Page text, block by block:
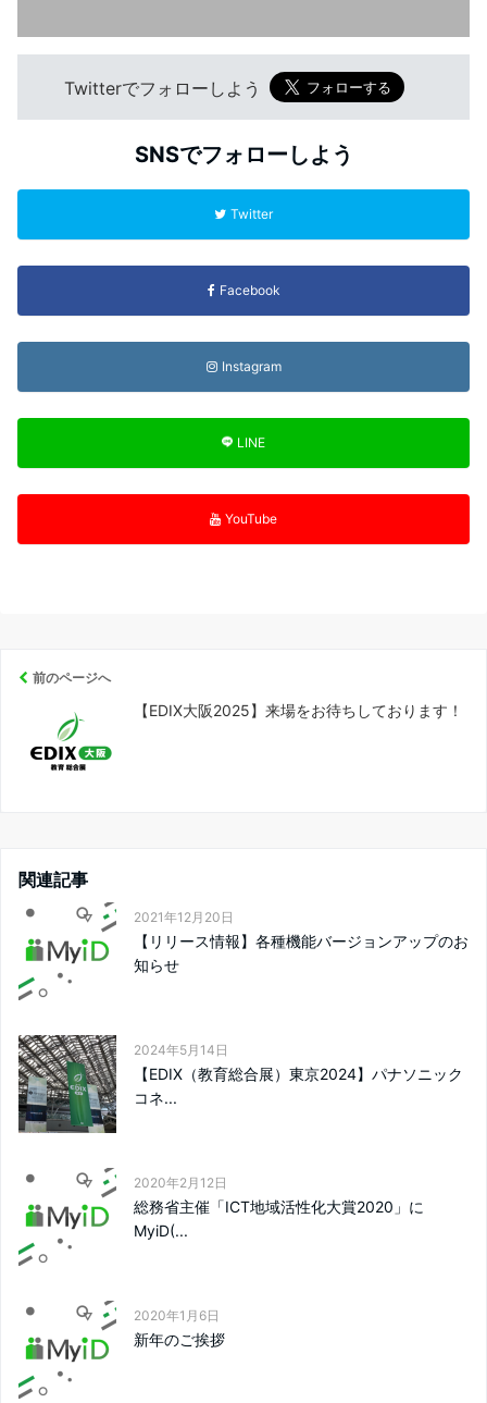
Twitterでフォローしよう
SNSでフォローしよう
Twitter
Facebook
Instagram
LINE
YouTube
前のページへ
【EDIX大阪2025】来場をお待ちしております！
関連記事
2021年12月20日
【リリース情報】各種機能バージョンアップのお
知らせ
2024年5月14日
【EDIX（教育総合展）東京2024】パナソニック
コネ...
2020年2月12日
総務省主催「ICT地域活性化大賞2020」に
MyiD(...
2020年1月6日
新年のご挨拶